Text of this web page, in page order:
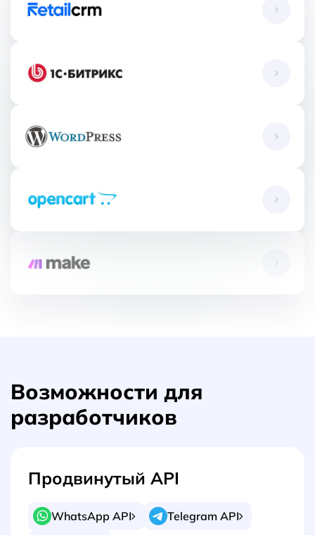
Возможности для
разработчиков
Продвинутый API
WhatsApp API Telegram API